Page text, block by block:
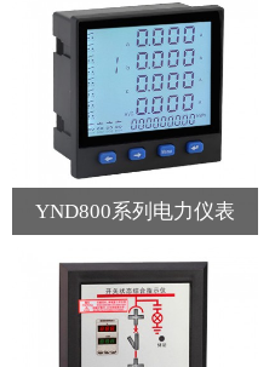
YND800系列电力仪表